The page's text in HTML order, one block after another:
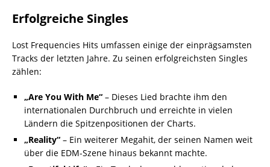
Erfolgreiche Singles
Lost Frequencies Hits umfassen einige der einprägsamsten
Tracks der letzten Jahre. Zu seinen erfolgreichsten Singles
zählen:
„Are You With Me“ – Dieses Lied brachte ihm den
internationalen Durchbruch und erreichte in vielen
Ländern die Spitzenpositionen der Charts.
„Reality“ – Ein weiterer Megahit, der seinen Namen weit
über die EDM-Szene hinaus bekannt machte.